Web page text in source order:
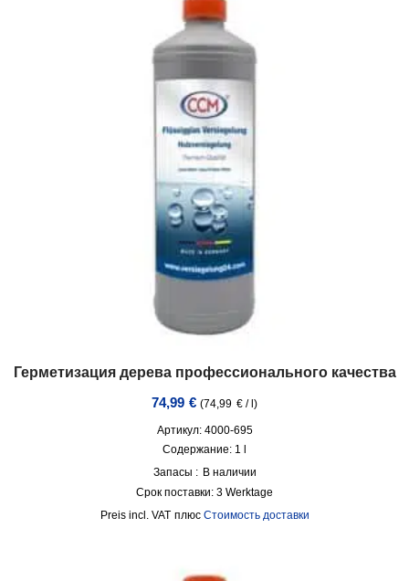
Герметизация дерева профессионального качества
74,99 € (74,99 € / )
Артикул: 4000-695
Содержание: 1 l
Запасы : В наличии
Срок поставки: 3 Werktage
incl. VAT плюс Стоимость доставки